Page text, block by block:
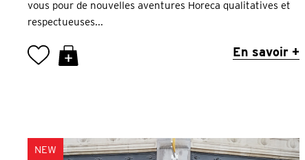
vous pour de nouvelles aventures Horeca qualitatives et
respectueuses...
En savoir +
NEW